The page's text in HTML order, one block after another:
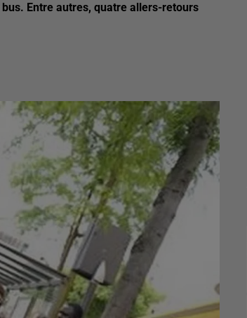
Entre autres, quatre allers-retours